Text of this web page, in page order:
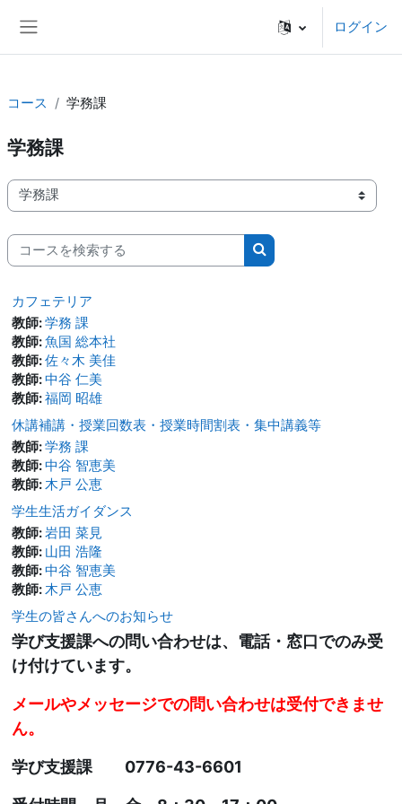
ログイン
コース 学務課
学務課
コースカテゴリ
コースを検索する
コースを検索する
カフェテリア
教師:学務 課
教師:魚国 総本社
教師:佐々木 美佳
教師:中谷 仁美
教師:福岡 昭雄
休講補講・授業回数表・授業時間割表・集中講義等
教師:学務 課
教師:中谷 智恵美
教師:木戸 公恵
学生生活ガイダンス
教師:岩田 菜見
教師: 山田 浩隆
教師:中谷 智恵美
教師:木戸 公恵
学生の皆さんへのお知らせ
学び支援課への問い合わせは、電話・窓口でのみ受
け付けています。
メールやメッセージでの問い合わせは受付できませ
ん。
学び支援課 0776-43-6601